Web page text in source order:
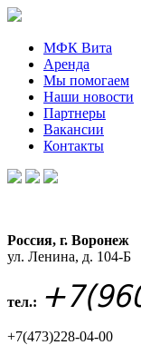
МФК Вита
Аренда
Мы помогаем
Наши новости
Партнеры
Вакансии
Контакты
Россия, г. Воронеж
ул. Ленина, д. 104-Б
тел.:
+7(473)228-04-00